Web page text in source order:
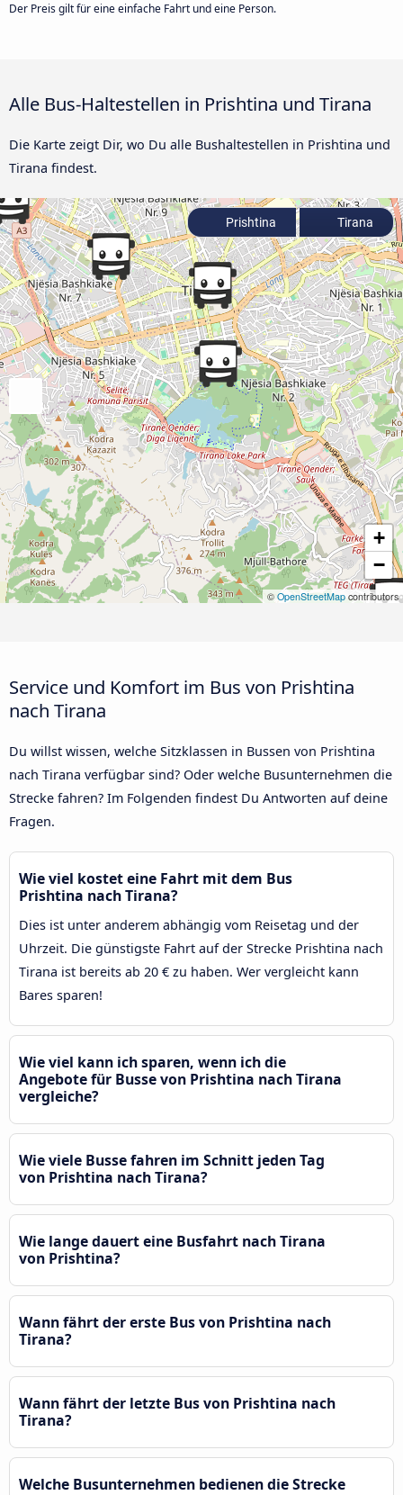
Der Preis gilt für eine einfache Fahrt und eine Person.
Alle Bus-Haltestellen in Prishtina und Tirana
Die Karte zeigt Dir, wo Du alle Bushaltestellen in Prishtina und
Tirana findest.
+
−
©OpenStreetMap contributors
Prishtina Tirana
Service und Komfort im Bus von Prishtina
nach Tirana
Du willst wissen, welche Sitzklassen in Bussen von Prishtina
nach Tirana verfügbar sind? Oder welche Busunternehmen die
Strecke fahren? Im Folgenden findest Du Antworten auf deine
Fragen.
Wie viel kostet eine Fahrt mit dem Bus
Prishtina nach Tirana?
Dies ist unter anderem abhängig vom Reisetag und der
Uhrzeit. Die günstigste Fahrt auf der Strecke Prishtina nach
Tirana ist bereits ab 20 € zu haben. Wer vergleicht kann
Bares sparen!
Wie viel kann ich sparen, wenn ich die
Angebote für Busse von Prishtina nach Tirana
vergleiche?
Wie viele Busse fahren im Schnitt jeden Tag
von Prishtina nach Tirana?
Wie lange dauert eine Busfahrt nach Tirana
von Prishtina?
Wann fährt der erste Bus von Prishtina nach
Tirana?
Wann fährt der letzte Bus von Prishtina nach
Tirana?
Welche Busunternehmen bedienen die Strecke